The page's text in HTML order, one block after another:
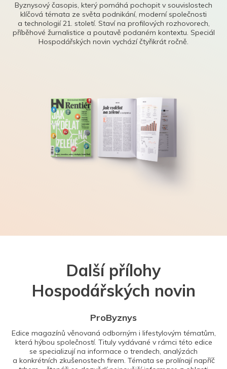
Byznysový časopis, který pomáhá pochopit v souvislostech
klíčová témata ze světa podnikání, moderní společnosti
a technologií 21. století. Staví na profilových rozhovorech,
příběhové žurnalistice a poutavě podaném kontextu. Speciál
Hospodářských novin vychází čtyřikrát ročně.
Další přílohy
Hospodářských novin
ProByznys
Edice magazínů věnovaná odborným i lifestylovým tématům,
která hýbou společností. Tituly vydávané v rámci této edice
se specializují na informace o trendech, analýzách
a konkrétních zkušenostech firem. Témata se prolínají napříč